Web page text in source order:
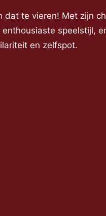
dat te vieren! Met zijn
speelstijl,
en zelfspot.